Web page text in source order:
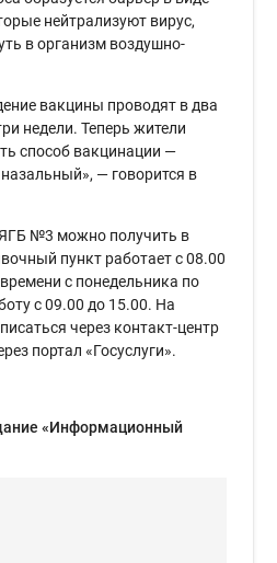
нейтрализуют вирус,
в организм воздушно-
вакцины проводят в два
недели. Теперь жители
способ вакцинации —
— говорится в
№3 можно получить в
пункт работает с 08.00
с понедельника по
с 09.00 до 15.00. На
через контакт-центр
портал «Госуслуги».
«Информационный